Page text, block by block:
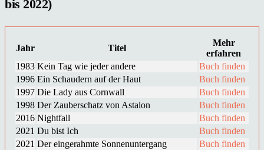
bis 2022)
Jahr Titel
Mehr
erfahren
1983 Kein Tag wie jeder andere
Buch finden
1996 Ein Schaudern auf der Haut
Buch finden
1997 Die Lady aus Cornwall
Buch finden
1998 Der Zauberschatz von Astalon
Buch finden
2016 Nightfall
Buch finden
2021 Du bist Ich
Buch finden
2021 Der eingerahmte Sonnenuntergang
Buch finden